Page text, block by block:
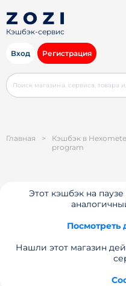
Кэшбэк-сервис
Вход Регистрация
Главная >
Кэшбэк в
program
Этот кэшбэк на
Посмотреть
Нашли этот магазин